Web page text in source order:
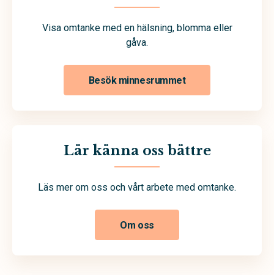
Visa omtanke med en hälsning, blomma eller
gåva.
Besök minnesrummet
Lär känna oss bättre
Läs mer om oss och vårt arbete med omtanke.
Om oss